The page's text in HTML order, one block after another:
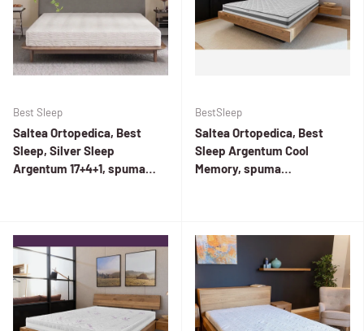
Best Sleep
Saltea Ortopedica, Best
Sleep, Silver Sleep
Argentum 17+4+1, spuma
matlasata, fermitate medie
BestSleep
Saltea Ortopedica, Best
Sleep Argentum Cool
Memory, spuma